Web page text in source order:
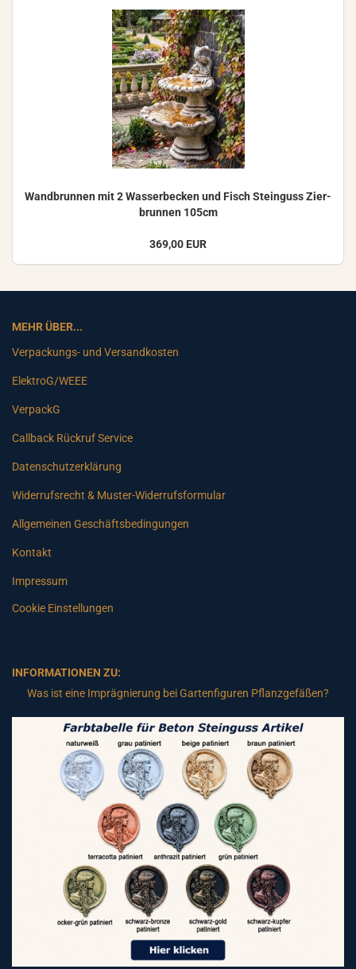
Wand­brun­nen mit 2 Was­ser­be­cken und Fisch Stein­guss Zier­
brun­nen 105cm
369,00 EUR
MEHR ÜBER...
Verpackungs- und Versandkosten
ElektroG/WEEE
VerpackG
Callback Rückruf Service
Datenschutzerklärung
Widerrufsrecht & Muster-Widerrufsformular
Allgemeinen Geschäftsbedingungen
Kontakt
Impressum
Cookie Einstellungen
INFORMATIONEN ZU:
Was ist eine Imprägnierung bei Gartenfiguren Pflanzgefäßen?